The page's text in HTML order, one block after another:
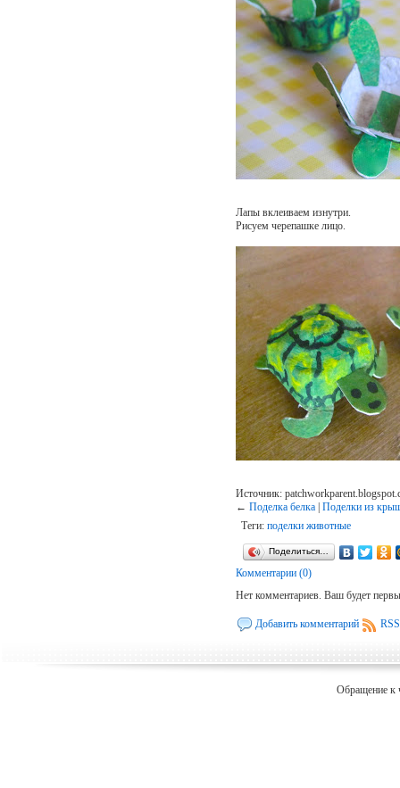
Лапы вклеиваем изнутри.
Рисуем черепашке лицо.
Источник:
← Поделка белка| Поделки из
Теги: поделки животные
Поделиться…
Комментарии (0)
Нет комментариев. Ваш будет
Добавить комментарий
Обращение к